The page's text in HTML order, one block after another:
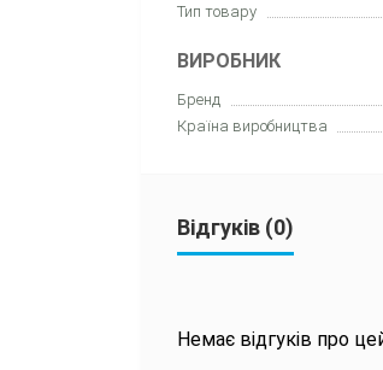
Тип товару
ВИРОБНИК
Бренд
Країна виробництва
Відгуків (0)
Немає відгуків про